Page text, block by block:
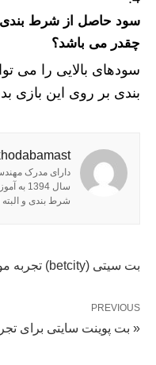
سود حاصل از شرط بندی
چقدر می باشد؟
سودهای بالایی را می
بندی بر روی این بازی
دارای مدرک
سال
شرط بندی و البته
بت سیتی (betcity) تجربه موفقیت و درآمد بالا در شرط بندی »
PREVIOUS
« بت پوینت سایتی برای